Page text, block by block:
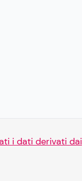
i dati derivati dai